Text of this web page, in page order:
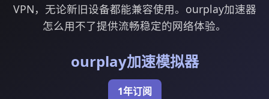
VPN，无论新旧设备都能兼容使用。ourplay加速器
怎么用不了提供流畅稳定的网络体验。
ourplay加速模拟器
1年订阅